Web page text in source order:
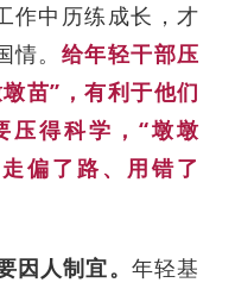
作中历练成长，才
。 给年轻干部压
苗”，有利于他们
压得科学，“墩墩
偏了路、用错了
人制宜。 年轻基